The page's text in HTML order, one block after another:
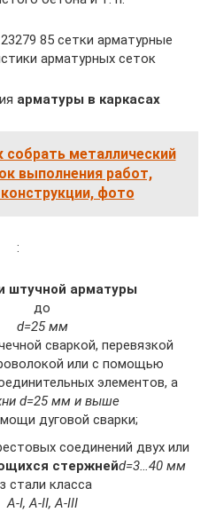
85 сетки арматурные
арматурных сеток
арматуры в каркасах
собрать металлический
выполнения работ,
фото
:
штучной арматуры
до
d=25 мм
сваркой, перевязкой
или с помощью
элементов, а
d=25 мм и выше
дуговой сварки;
соединений двух или
стержнейd=3…40 мм
стали класса
A-I, A-II, A-III